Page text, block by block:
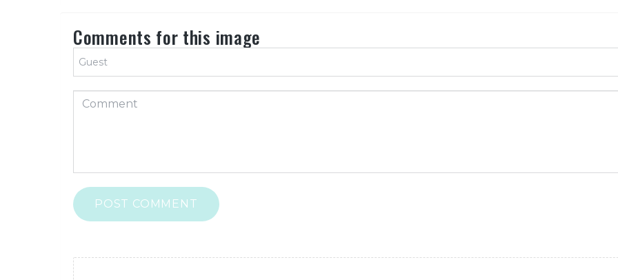
Comments for this image
POST COMMENT